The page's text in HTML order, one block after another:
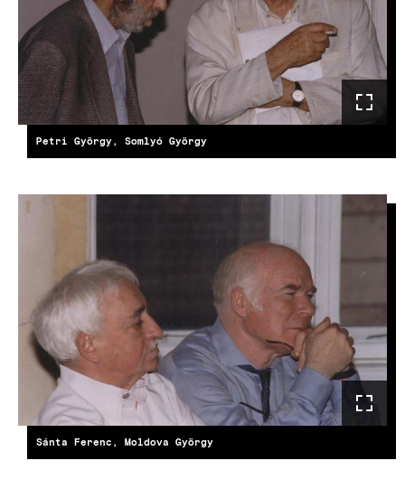
Petri György, Somlyó György
Sánta Ferenc, Moldova György